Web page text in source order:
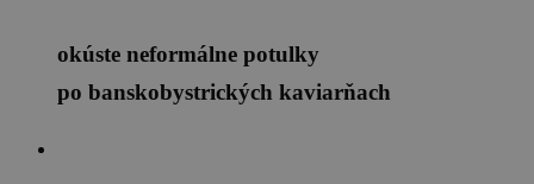
okúste neformálne potulky
po banskobystrických kaviarňach